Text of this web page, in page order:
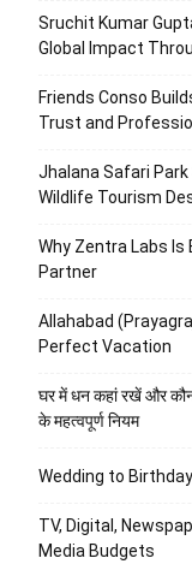
Sruchit Kumar
Global Impact
Friends Conso
Trust and
Jhalana Safari
Wildlife Tourism
Why Zentra Labs Is
Partner
Allahabad
Perfect Vacation
घर में धन कहां रखें और
के महत्वपूर्ण नियम
Wedding to
TV, Digital,
Media Budgets